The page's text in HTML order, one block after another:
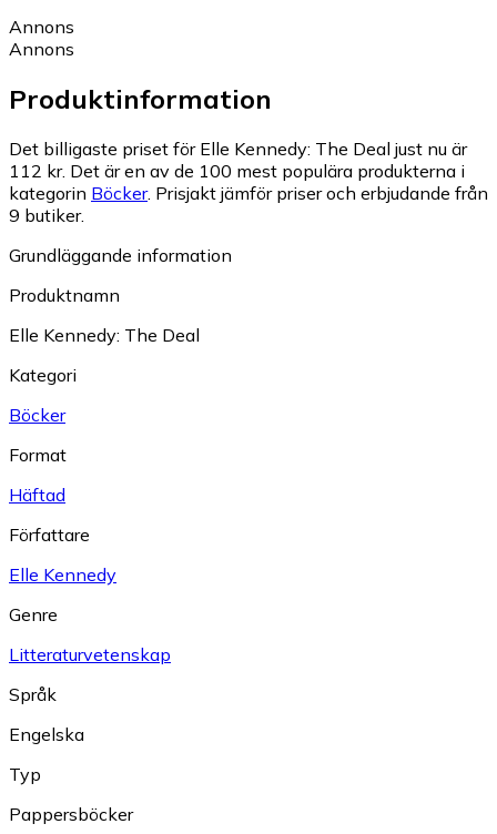
Annons
Annons
Produktinformation
Det billigaste priset för Elle Kennedy: The Deal just nu är
112 kr. Det är en av de 100 mest populära produkterna i
kategorin Böcker. Prisjakt jämför priser och erbjudande från
9 butiker.
Grundläggande information
Produktnamn
Elle Kennedy: The Deal
Kategori
Böcker
Format
Häftad
Författare
Elle Kennedy
Genre
Litteraturvetenskap
Språk
Engelska
Typ
Pappersböcker